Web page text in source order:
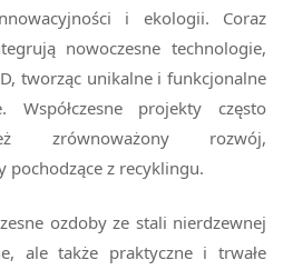
i ekologii. Coraz
nowoczesne technologie,
tworząc unikalne i funkcjonalne
Współczesne projekty często
zrównoważony rozwój,
pochodzące z recyklingu.
ozdoby ze stali nierdzewnej
ale także praktyczne i trwałe